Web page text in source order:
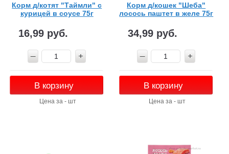
Корм д/котят "Таймли" с
курицей в соусе 75г
16,99 руб.
В корзину
Цена за - шт
Корм д/кошек "Шеба"
лосось паштет в желе 75г
34,99 руб.
В корзину
Цена за - шт